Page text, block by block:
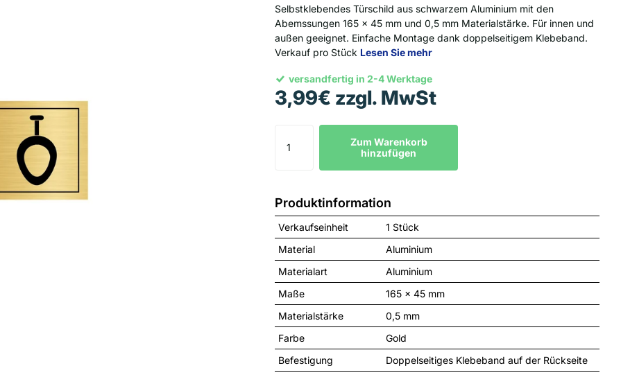
Selbstklebendes Türschild aus schwarzem Aluminium mit den
Abemssungen 165 x 45 mm und 0,5 mm Materialstärke. Für innen und
außen geeignet. Einfache Montage dank doppelseitigem Klebeband.
Verkauf pro Stück Lesen Sie mehr
versandfertig in 2-4 Werktage
3,99€ zzgl. MwSt
Zum Warenkorb
hinzufügen
Produktinformation
Verkaufseinheit
1 Stück
Material
Aluminium
Materialart
Aluminium
Maße
165 x 45 mm
Materialstärke
0,5 mm
Farbe
Gold
Befestigung
Doppelseitiges Klebeband auf der Rückseite